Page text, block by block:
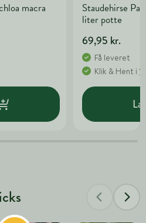
macra
Staudehirse
liter potte
69,95 kr.
Få leveret
Klik & Hent i